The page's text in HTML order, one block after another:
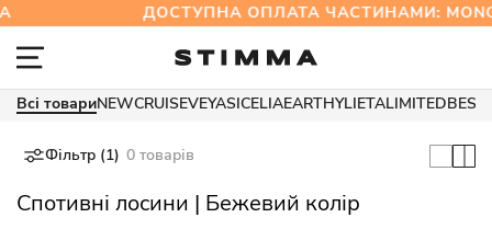
ДОСТУПНА ОПЛАТА ЧАСТИНАМИ:
Всі товариNEWCRUISEVEYASICELIAEARTHYLIETALIMITED
Фільтр (1) 0 товарів
Спотивні лосини | Бежевий колір